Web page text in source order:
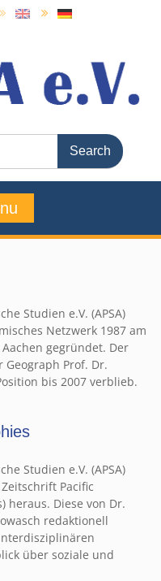
Studien e.V. (APSA)
Netzwerk 1987 am
gegründet. Der
Geograph Prof. Dr.
bis 2007 verblieb.
Studien e.V. (APSA)
Pacific
heraus. Diese von Dr.
redaktionell
über soziale und